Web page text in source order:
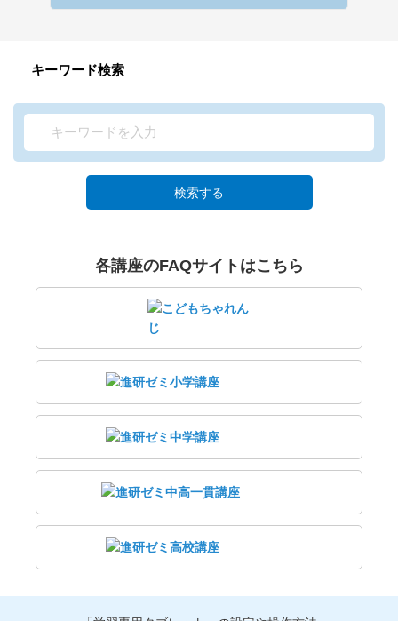
キーワード検索
検索する
各講座のFAQサイトはこちら